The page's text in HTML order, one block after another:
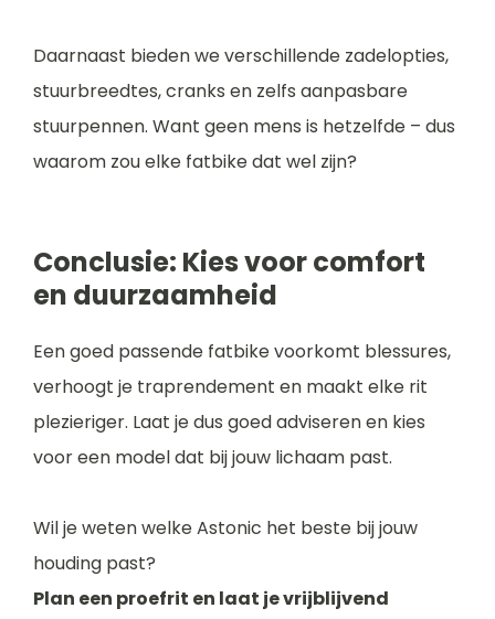
Daarnaast bieden we verschillende zadelopties,
stuurbreedtes, cranks en zelfs aanpasbare
stuurpennen. Want geen mens is hetzelfde – dus
waarom zou elke fatbike dat wel zijn?
Conclusie: Kies voor comfort
en duurzaamheid
Een goed passende fatbike voorkomt blessures,
verhoogt je traprendement en maakt elke rit
plezieriger. Laat je dus goed adviseren en kies
voor een model dat bij jouw lichaam past.
Wil je weten welke Astonic het beste bij jouw
houding past?
Plan een proefrit en laat je vrijblijvend